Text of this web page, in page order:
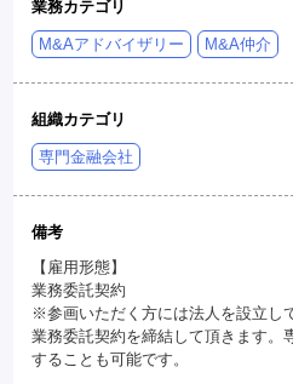
業務カテゴリ
M&Aアドバイザリー M&A仲介
組織カテゴリ
専門金融会社
備考
【雇用形態】
業務委託契約
※参画いただく方には法人を設立し
業務委託契約を締結して頂きます。
することも可能です。